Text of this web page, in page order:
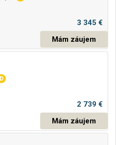
3 345 €
Mám záujem
D
2 739 €
Mám záujem